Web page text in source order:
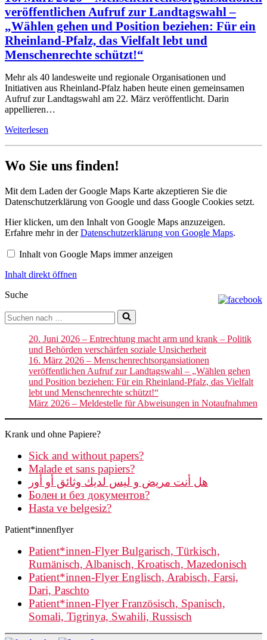
–
Entrechtung
macht
arm
und
krank
Politik
und
Behörden
verschärfen
Unsicherheit
veröffentlichen Aufruf zur Landtagswahl –
„Wählen gehen und Position beziehen: Für ein
Rheinland-Pfalz, das Vielfalt lebt und
Menschenrechte schützt!“
Mehr als 40 landesweite und regionale Organisationen und
Initiativen aus Rheinland-Pfalz haben heute einen gemeinsamen
Aufruf zur Landtagswahl am 22. März veröffentlicht. Darin
appellieren…
Weiterlesen
Menschenrechtsorgansiationen
Aufruf
zur
–
„Wählen
und
beziehen:
Rheinland-
Pfalz,
Vielfalt
lebt
und
Menschenrechte
schützt!“
Wo Sie uns finden!
Mit dem Laden der Google Maps Karte akzeptieren Sie die
Datenschutzerklärung von Google und dass Google Cookies setzt.
Inhalt
von
Google
Maps
anzeigen
Hier klicken, um den Inhalt von Google Maps anzuzeigen.
Erfahre mehr in derDatenschutzerklärung von Google Maps.
Inhalt von Google Maps immer anzeigen
Inhalt direkt öffnen
Suche
Suchen
nach …
20. Juni 2026 – Entrechtung macht arm und krank – Politik
und Behörden verschärfen soziale Unsicherheit
16. März 2026 – Menschenrechtsorgansiationen
veröffentlichen Aufruf zur Landtagswahl – „Wählen gehen
und Position beziehen: Für ein Rheinland-Pfalz, das Vielfalt
lebt und Menschenrechte schützt!“
März 2026 – Meldestelle für Abweisungen in Notaufnahmen
Krank und ohne Papiere?
Sick and without papers?
Malade et sans papiers?
هل أنت مريض و ليس لديك وثائق أو أور
Болен и без документов?
Hasta ve belgesiz?
Patient*innenflyer
Patient*innen-Flyer Bulgarisch, Türkisch,
Rumänisch, Albanisch, Kroatisch, Mazedonisch
Patient*innen-Flyer Englisch, Arabisch, Farsi,
Dari, Paschto
Patient*innen-Flyer Französisch, Spanisch,
Somali, Tigrinya, Swahili, Russisch